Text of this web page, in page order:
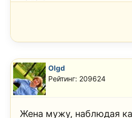
Olgd
Рейтинг: 209624
Жена мужу, наблюдая